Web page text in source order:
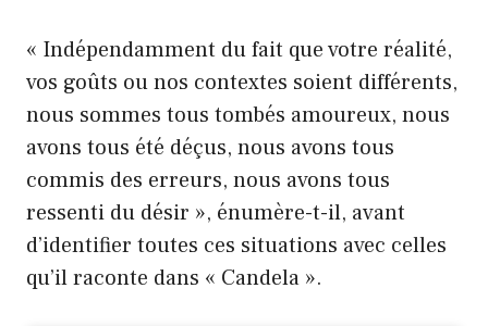
« Indépendamment du fait que votre réalité,
vos goûts ou nos contextes soient différents,
nous sommes tous tombés amoureux, nous
avons tous été déçus, nous avons tous
commis des erreurs, nous avons tous
ressenti du désir », énumère-t-il, avant
d’identifier toutes ces situations avec celles
qu’il raconte dans « Candela ».